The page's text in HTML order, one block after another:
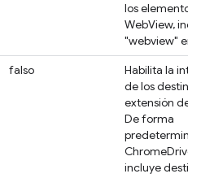
los elementos
WebView,
"webview" en
falso
Habilita la
de los
extensión de
De forma
ChromeDriver
incluye